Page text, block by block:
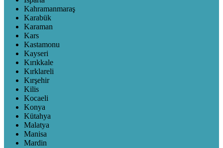
Kahramanmaraş
Karabük
Karaman
Kars
Kastamonu
Kayseri
Kırıkkale
Kırklareli
Kırşehir
Kilis
Kocaeli
Konya
Kütahya
Malatya
Manisa
Mardin